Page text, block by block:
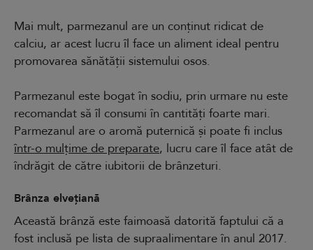
Mai mult, parmezanul are un conținut ridicat de
calciu, ar acest lucru îl face un aliment ideal pentru
promovarea sănătății sistemului osos.
Parmezanul este bogat în sodiu, prin urmare nu este
recomandat să îl consumi în cantități foarte mari.
Parmezanul are o aromă puternică și poate fi inclus
într-o mulțime de preparate, lucru care îl face atât de
îndrăgit de către iubitorii de brânzeturi.
Brânza elvețiană
Această brânză este faimoasă datorită faptului că a
fost inclusă pe lista de supraalimentare în anul 2017.